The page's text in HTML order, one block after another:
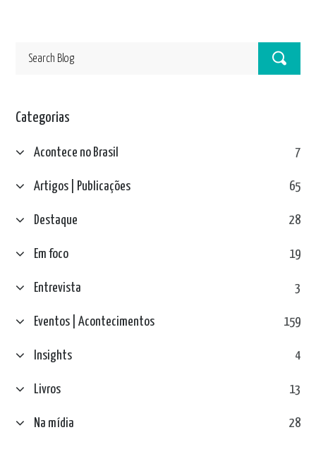
Categorias
Acontece no Brasil 7
Artigos | Publicações 65
Destaque 28
Em foco 19
Entrevista 3
Eventos | Acontecimentos 159
Insights 4
Livros 13
Na mídia 28